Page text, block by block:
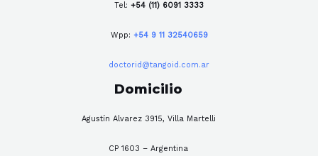
Tel: +54 (11) 6091 3333
Wpp: +54 9 11 32540659
doctorid@tangoid.com.ar
Domicilio
Agustín Alvarez 3915, Villa Martelli
CP 1603 – Argentina